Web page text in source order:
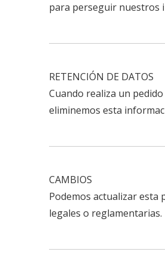
para perseguir nuestros
RETENCIÓN DE DATOS
Cuando realiza un
eliminemos esta
CAMBIOS
Podemos actualizar esta
legales o reglamentarias.